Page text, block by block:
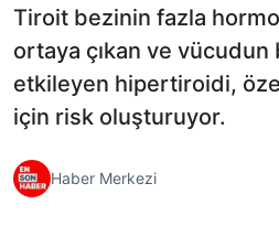
Tiroit bezinin fazla
ortaya çıkan ve vücudun
etkileyen hipertiroidi,
için risk oluşturuyor.
Haber Merkezi